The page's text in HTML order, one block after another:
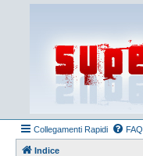
Collegamenti Rapidi FAQ
Indice